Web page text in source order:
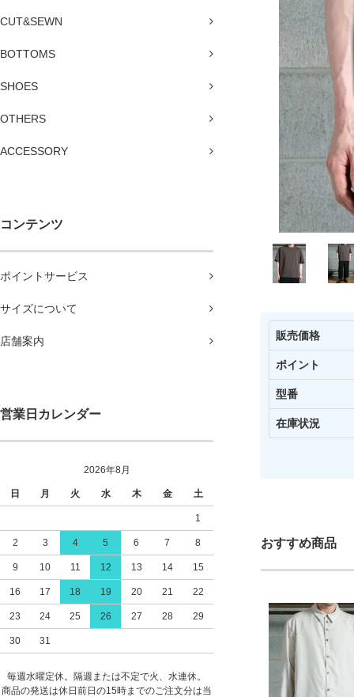
CUT&SEWN
BOTTOMS
SHOES
OTHERS
ACCESSORY
コンテンツ
ポイントサービス
サイズについて
店舗案内
営業日カレンダー
2026年8月
日 月 火 水 木 金 土
1
2 3 4 5 6 7 8
9 10 11 12 13 14 15
16 17 18 19 20 21 22
23 24 25 26 27 28 29
30 31
毎週水曜定休。隔週または不定で火、水連休。
商品の発送は休日前日の15時までのご注文分は当
販売価格
ポイント
型番
在庫状況
おすすめ商品